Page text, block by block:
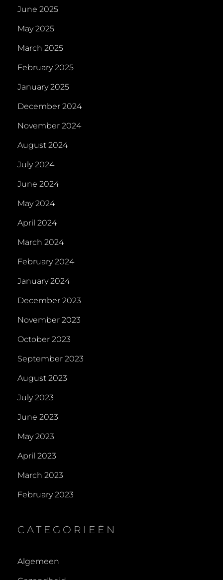
June 2025
May 2025
March 2025
February 2025
January 2025
December 2024
November 2024
August 2024
July 2024
June 2024
May 2024
April 2024
March 2024
February 2024
January 2024
December 2023
November 2023
October 2023
September 2023
August 2023
July 2023
June 2023
May 2023
April 2023
March 2023
February 2023
CATEGORIEËN
Algemeen